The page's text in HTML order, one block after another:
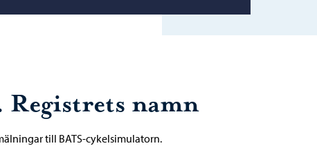
Registrets namn
till BATS-cykelsimulatorn.